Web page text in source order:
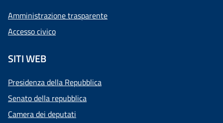
Amministrazione trasparente
Accesso civico
SITI WEB
Presidenza della Repubblica
Senato della repubblica
Camera dei deputati